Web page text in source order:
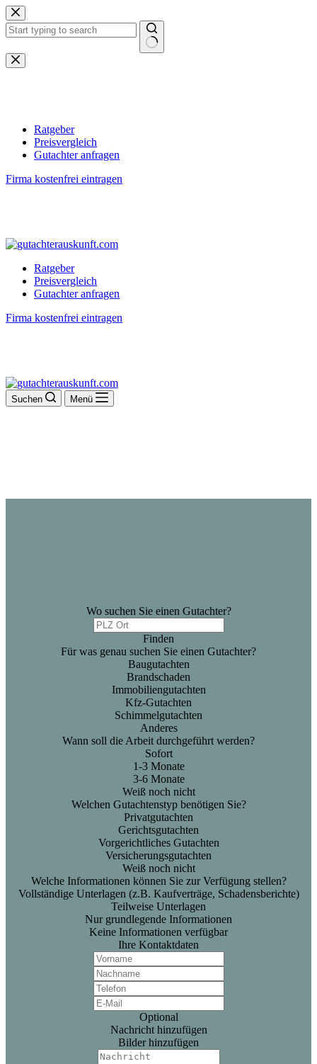
Zum
Inhalt
springen
Keine
Ergebnisse
Ratgeber
Preisvergleich
Gutachter anfragen
Firma kostenfrei eintragen
Ratgeber
Preisvergleich
Gutachter anfragen
Firma kostenfrei eintragen
Suchen Menü
Wo suchen Sie einen Gutachter?
Finden
Für was genau suchen Sie einen Gutachter?
Baugutachten
Brandschaden
Immobiliengutachten
Kfz-Gutachten
Schimmelgutachten
Anderes
Wann soll die Arbeit durchgeführt werden?
Sofort
1-3 Monate
3-6 Monate
Weiß noch nicht
Welchen Gutachtenstyp benötigen Sie?
Privatgutachten
Gerichtsgutachten
Vorgerichtliches Gutachten
Versicherungsgutachten
Weiß noch nicht
Welche Informationen können Sie zur Verfügung stellen?
Vollständige Unterlagen (z.B. Kaufverträge, Schadensberichte)
Teilweise Unterlagen
Nur grundlegende Informationen
Keine Informationen verfügbar
Ihre Kontaktdaten
Optional
Nachricht hinzufügen
Bilder hinzufügen